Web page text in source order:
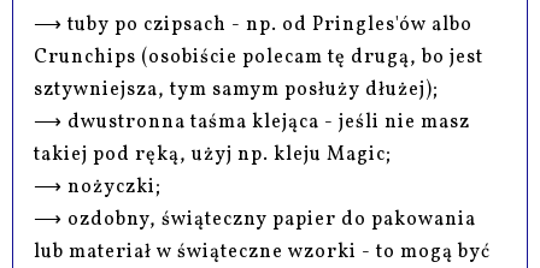
⟶ tuby po czipsach - np. od Pringles'ów albo
Crunchips (osobiście polecam tę drugą, bo jest
sztywniejsza, tym samym posłuży dłużej);
⟶ dwustronna taśma klejąca - jeśli nie masz
takiej pod ręką, użyj np. kleju Magic;
⟶ nożyczki;
⟶ ozdobny, świąteczny papier do pakowania
lub materiał w świąteczne wzorki - to mogą być